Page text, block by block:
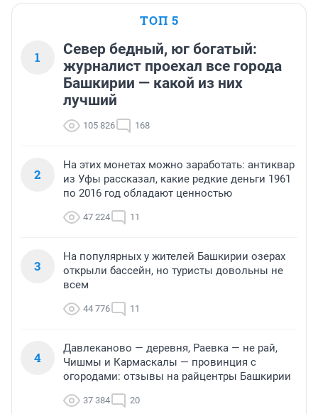
ТОП 5
1
Север бедный, юг богатый:
журналист проехал все города
Башкирии — какой из них
лучший
105 826 168
2
На этих монетах можно заработать: антиквар
из Уфы рассказал, какие редкие деньги 1961
по 2016 год обладают ценностью
47 224 11
3
На популярных у жителей Башкирии озерах
открыли бассейн, но туристы довольны не
всем
44 776 11
4
Давлеканово — деревня, Раевка — не рай,
Чишмы и Кармаскалы — провинция с
огородами: отзывы на райцентры Башкирии
37 384 20